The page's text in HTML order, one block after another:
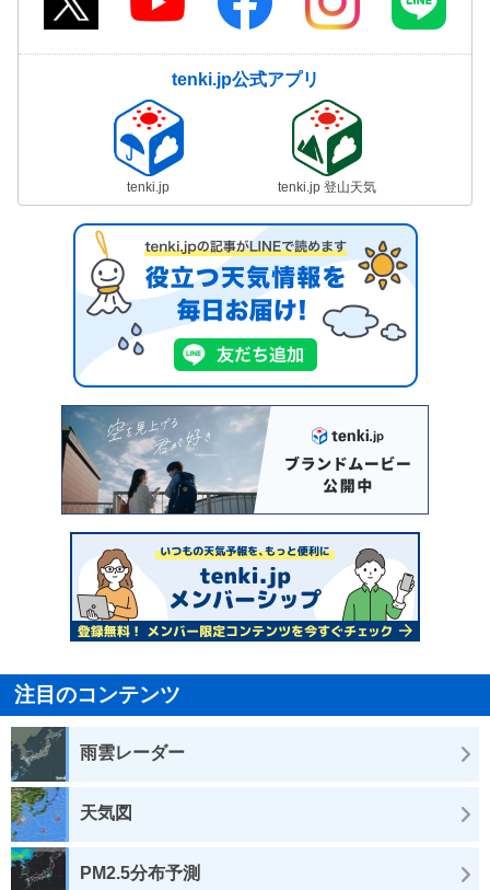
tenki.jp公式アプリ
tenki.jp tenki.jp 登山天気
注目のコンテンツ
雨雲レーダー
天気図
PM2.5分布予測